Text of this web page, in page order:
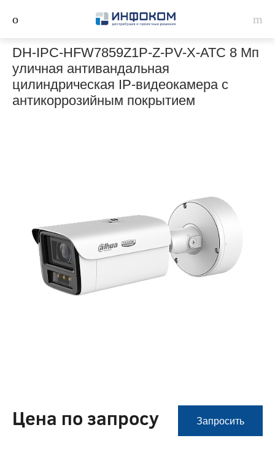
DH-IPC-HFW7859Z1P-Z-PV-X-ATC 8 Мп
уличная антивандальная
цилиндрическая IP-видеокамера с
антикоррозийным покрытием
Цена по запросу Запросить